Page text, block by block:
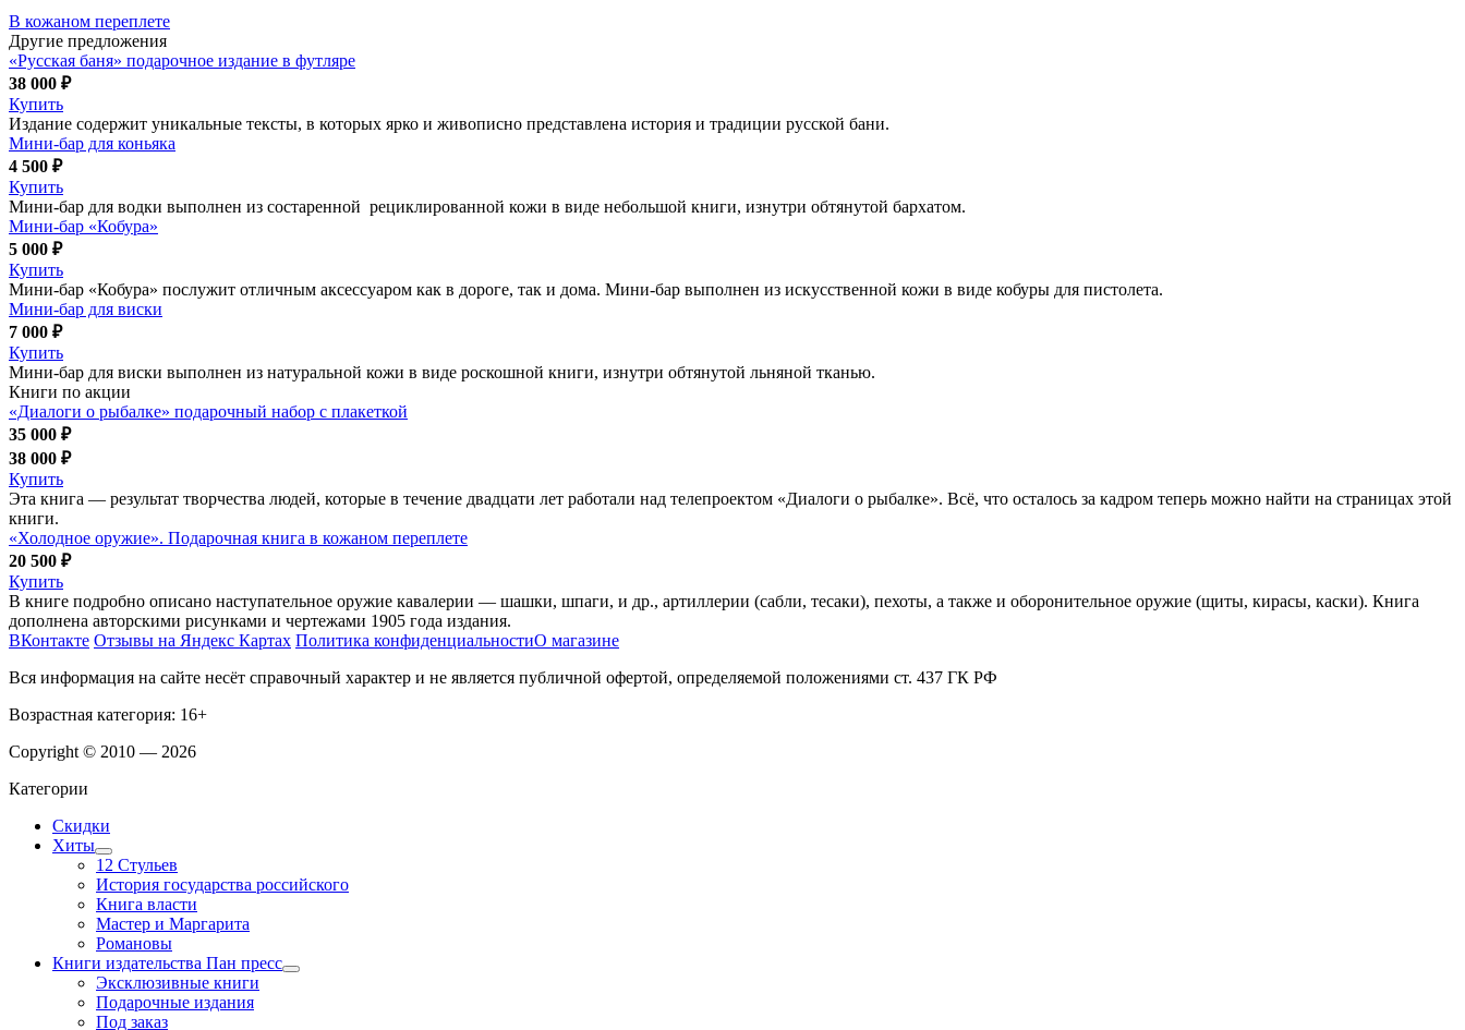
В кожаном переплете
Другие предложения
«Русская баня» подарочное издание в футляре
38 000 ₽
Купить
Издание содержит уникальные тексты, в которых ярко и живописно представлена история и традиции русской бани.
Мини-бар для коньяка
4 500 ₽
Купить
Мини-бар для водки выполнен из состаренной рециклированной кожи в виде небольшой книги, изнутри обтянутой бархатом.
Мини-бар «Кобура»
5 000 ₽
Купить
Мини-бар «Кобура» послужит отличным аксессуаром как в дороге, так и дома. Мини-бар выполнен из искусственной кожи в виде кобуры для пистолета.
Мини-бар для виски
7 000 ₽
Купить
Мини-бар для виски выполнен из натуральной кожи в виде роскошной книги, изнутри обтянутой льняной тканью.
Книги по акции
«Диалоги о рыбалке» подарочный набор с плакеткой
35 000 ₽
38 000 ₽
Купить
Эта книга — результат творчества людей, которые в течение двадцати лет работали над телепроектом «Диалоги о рыбалке». Всё, что осталось за кадром теперь можно найти на страницах этой
книги.
«Холодное оружие». Подарочная книга в кожаном переплете
20 500 ₽
Купить
В книге подробно описано наступательное оружие кавалерии — шашки, шпаги, и др., артиллерии (сабли, тесаки), пехоты, а также и оборонительное оружие (щиты, кирасы, каски). Книга
дополнена авторскими рисунками и чертежами 1905 года издания.
ВКонтакте Отзывы на Яндекс Картах Политика конфиденциальностиО магазине
Вся информация на сайте несёт справочный характер и не является публичной офертой, определяемой положениями ст. 437 ГК РФ
Возрастная категория: 16+
Copyright © 2010 — 2026
Категории
Скидки
Хиты
12 Стульев
История государства российского
Книга власти
Мастер и Маргарита
Романовы
Книги издательства Пан пресс
Эксклюзивные книги
Подарочные издания
Под заказ